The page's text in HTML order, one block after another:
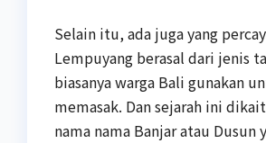
Selain itu, ada juga yang
Lempuyang berasal dari jenis
biasanya warga Bali gunakan
memasak. Dan sejarah ini
nama nama Banjar atau Dusun